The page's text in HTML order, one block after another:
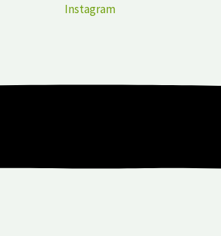
Instagram